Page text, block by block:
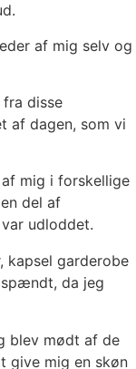
af mig selv og
disse
af dagen, som vi
mig i forskellige
del af
udloddet.
da jeg
blev mødt af de
give mig en skøn